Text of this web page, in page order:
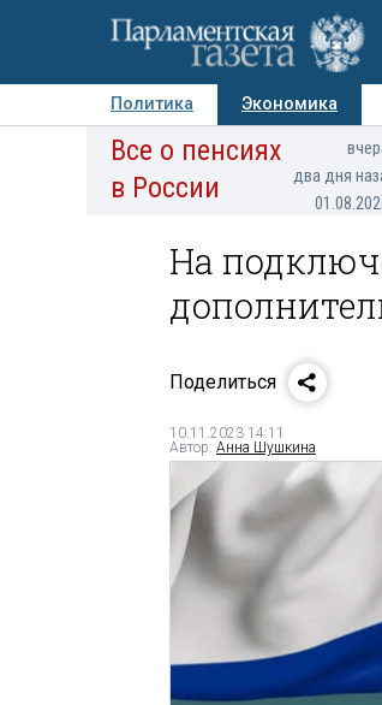
Политика Экономика
Авторы Персоны
Все о пенсиях
в России
два дня
На
Поделиться
10.11.2023 14:11
Автор: Анна Шушкина